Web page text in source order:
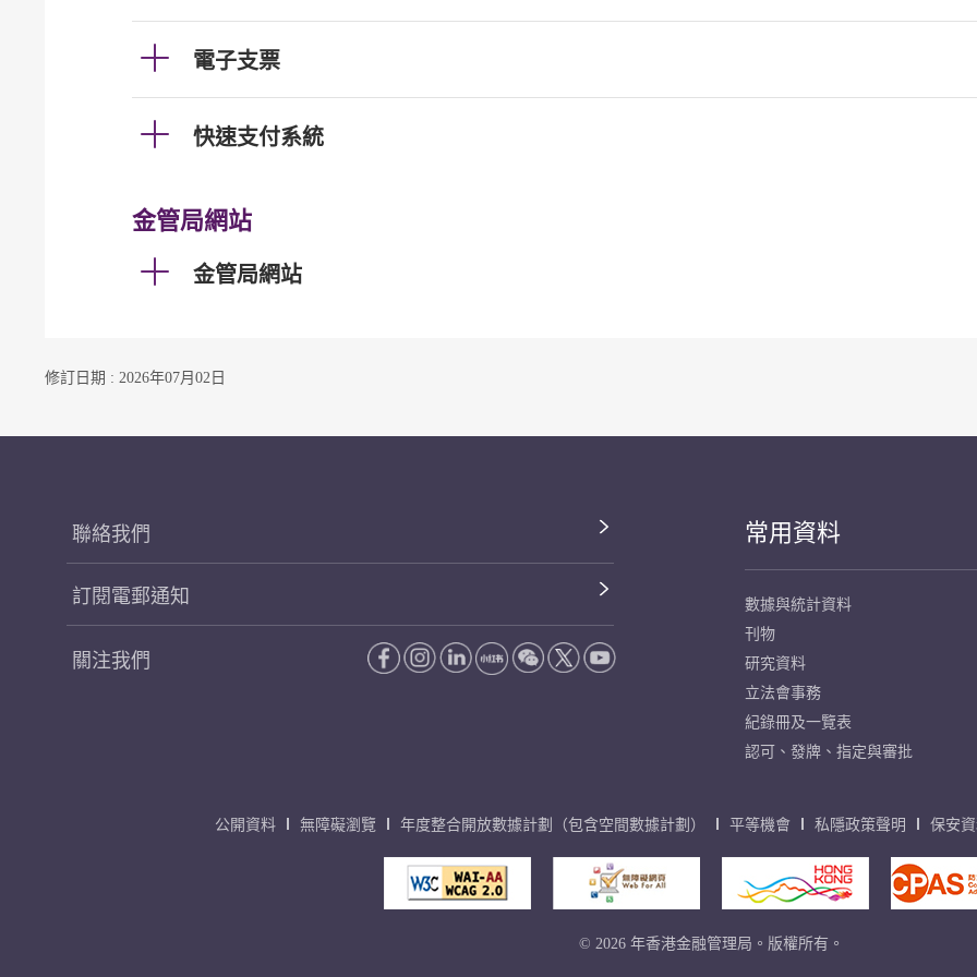
電子支票
快速支付系統
金管局網站
金管局網站
修訂日期 : 2026年07月02日
聯絡我們
訂閱電郵通知
關注我們
常用資料
數據與統計資料
刊物
研究資料
立法會事務
紀錄冊及一覽表
認可、發牌、指定與審批
公開資料 無障礙瀏覽 年度整合開放數據計劃（包含空間數據計劃） 平等機會 私隱政策聲明 保安
© 2026 年香港金融管理局。版權所有。